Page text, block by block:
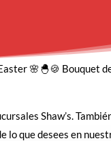
🌸🐣🍪 Bouquet
Shaw’s.
lo que desees en